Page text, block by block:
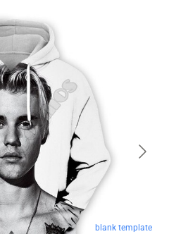
blank template